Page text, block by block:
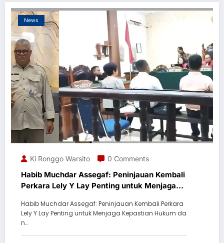
News
Ki Ronggo Warsito 0 Comments
Habib Muchdar Assegaf: Peninjauan Kembali
Perkara Lely Y Lay Penting untuk Menjaga
Kriminalisasi Sengketa Konstruksi
Habib Muchdar Assegaf: Peninjauan Kembali Perkara
Lely Y Lay Penting untuk Menjaga Kepastian Hukum da
n…